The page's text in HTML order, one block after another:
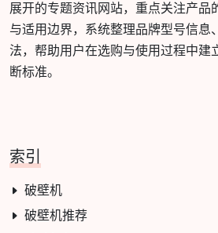
展开的专题资讯网站，重点关注产品
与适用边界，系统整理品牌型号信息
法，帮助用户在选购与使用过程中建
断标准。
索引
破壁机
破壁机推荐